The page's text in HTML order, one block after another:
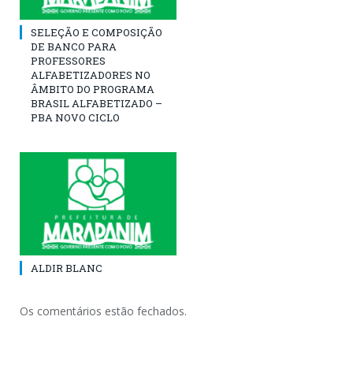
SELEÇÃO E COMPOSIÇÃO
DE BANCO PARA
PROFESSORES
ALFABETIZADORES NO
ÂMBITO DO PROGRAMA
BRASIL ALFABETIZADO –
PBA NOVO CICLO
ALDIR BLANC
Os comentários estão fechados.